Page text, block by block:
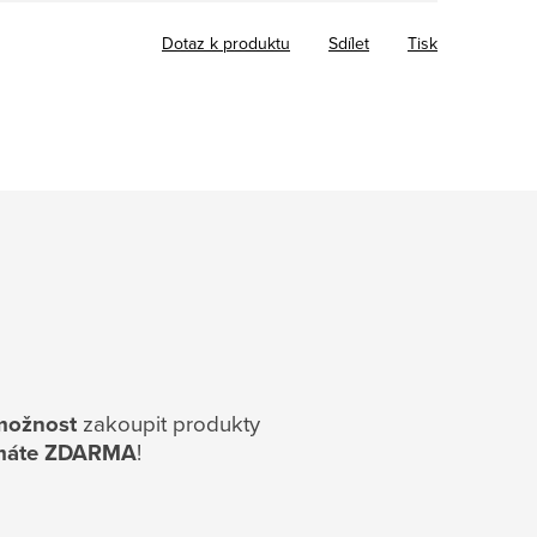
Tisk
Dotaz k produktu Sdílet
zakoupit produkty
ZDARMA!